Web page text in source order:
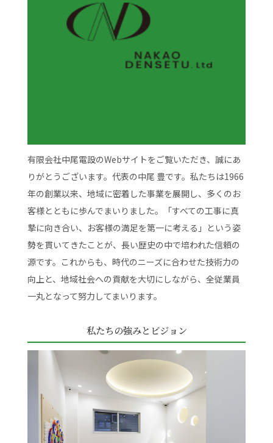
有限会社中尾電設のWebサイトをご覧いただき、誠にあ
りがとうございます。代表の中尾 豊です。私たちは1966
年の創業以来、地域に密着した事業を展開し、多くのお
客様とともに歩んでまいりました。「すべての工事に真
摯に向き合い、お客様の満足を第一に考える」という姿
勢を貫いてきたことが、長い歴史の中で培われた信頼の
源です。これからも、時代のニーズに合わせた技術力の
向上と、地域社会への貢献を大切にしながら、全従業員
一丸となって努力してまいります。
私たちの強みとビジョン